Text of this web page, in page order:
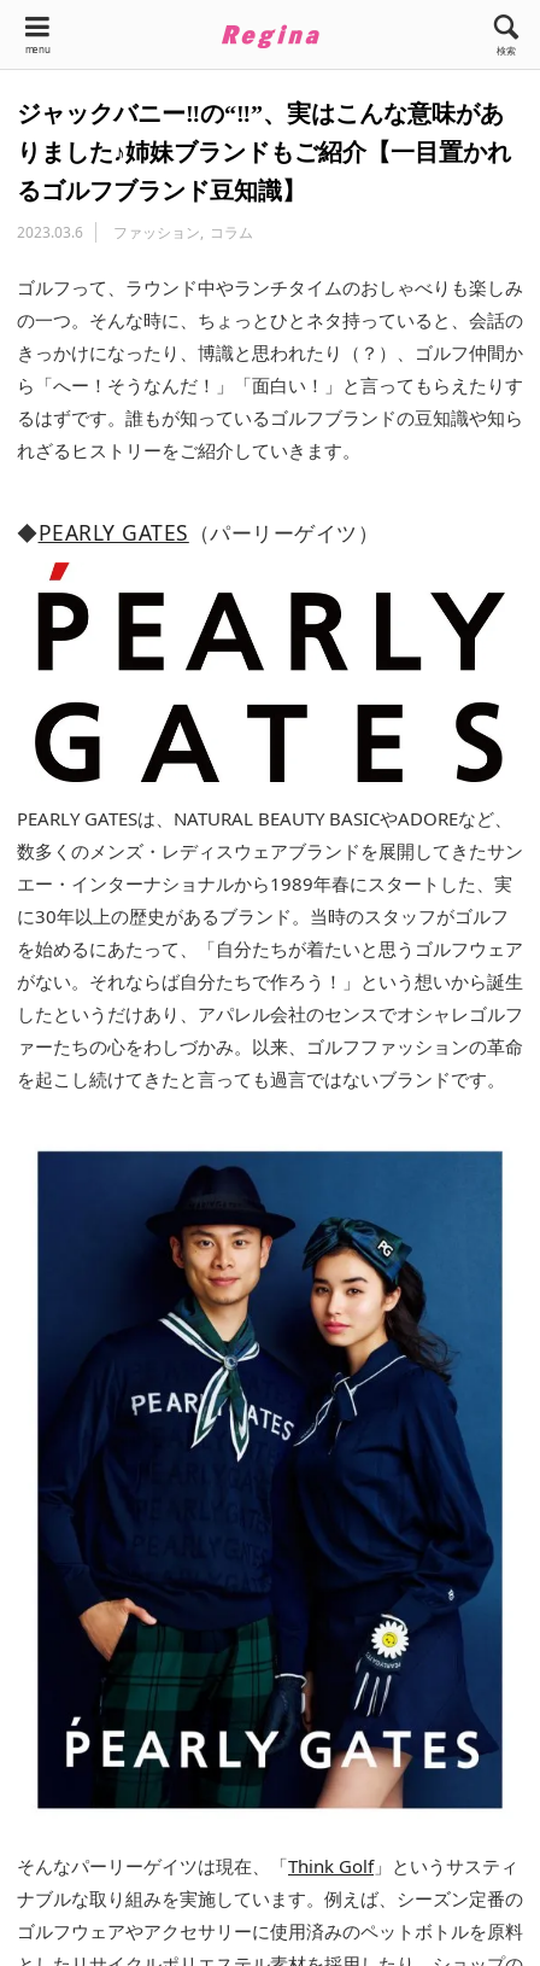
menu 検索
ジャックバニー‼の“‼”、実はこんな意味があ
りました♪姉妹ブランドもご紹介【一目置かれ
るゴルフブランド豆知識】
2023.03.6 ファッション コラム
ゴルフって、ラウンド中やランチタイムのおしゃべりも楽しみ
の一つ。そんな時に、ちょっとひとネタ持っていると、会話の
きっかけになったり、博識と思われたり（？）、ゴルフ仲間か
ら「へー！そうなんだ！」「面白い！」と言ってもらえたりす
るはずです。誰もが知っているゴルフブランドの豆知識や知ら
れざるヒストリーをご紹介していきます。
◆PEARLY GATES （パーリーゲイツ）
PEARLY GATESは、NATURAL BEAUTY BASICやADOREなど、
数多くのメンズ・レディスウェアブランドを展開してきたサン
エー・インターナショナルから1989年春にスタートした、実
に30年以上の歴史があるブランド。当時のスタッフがゴルフ
を始めるにあたって、「⾃分たちが着たいと思うゴルフウェア
がない。それならば⾃分たちで作ろう！」という想いから誕生
したというだけあり、アパレル会社のセンスでオシャレゴルフ
ァーたちの心をわしづかみ。以来、ゴルフファッションの革命
を起こし続けてきたと言っても過言ではないブランドです。
そんなパーリーゲイツは現在、「Think Golf」というサスティ
ナブルな取り組みを実施しています。例えば、シーズン定番の
ゴルフウェアやアクセサリーに使用済みのペットボトルを原料